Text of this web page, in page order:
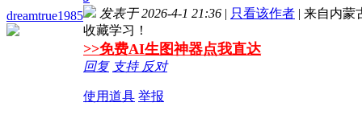
dreamtrue1985
发表于 2026-4-1 21:36 | 只看该作者 | 来自内蒙
收藏学习！
>>免费AI生图神器点我直达
回复 支持 反对
使用道具 举报